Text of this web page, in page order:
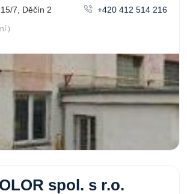
7, Děčín 2
+420 412 514 216
)
spol. s r.o.